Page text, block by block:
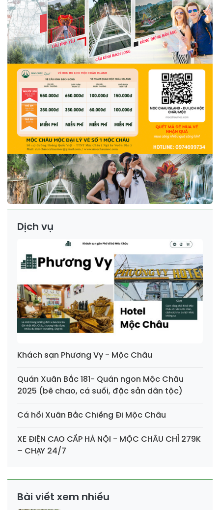
Dịch vụ
Khách sạn Phương Vy - Mộc Châu
Quán Xuân Bắc 181- Quán ngon Mộc Châu
2025 (bê chao, cá suối, đặc sản dân tộc)
Cá hồi Xuân Bắc Chiềng Đi Mộc Châu
XE ĐIỆN CAO CẤP HÀ NỘI - MỘC CHÂU CHỈ 279K
– CHẠY 24/7
Bài viết xem nhiều